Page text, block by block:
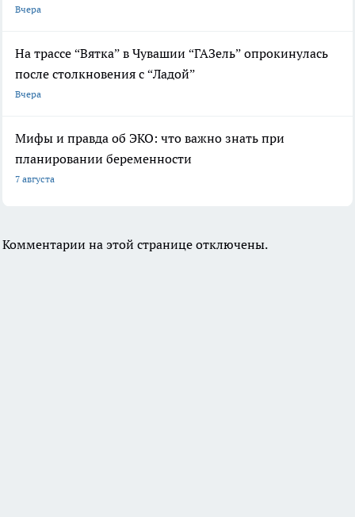
Вчера
На трассе “Вятка” в Чувашии “ГАЗель” опрокинулась
после столкновения с “Ладой”
Вчера
Мифы и правда об ЭКО: что важно знать при
планировании беременности
7 августа
Комментарии на этой странице отключены.